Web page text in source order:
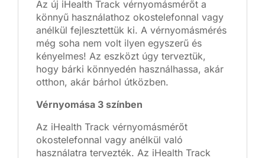
Az új iHealth Track vérnyomásmérőt a
könnyű használathoz okostelefonnal vagy
anélkül fejlesztettük ki. A vérnyomásmérés
még soha nem volt ilyen egyszerű és
kényelmes! Az eszközt úgy terveztük,
hogy bárki könnyedén használhassa, akár
otthon, akár bárhol útközben.
Vérnyomása 3 színben
Az iHealth Track vérnyomásmérőt
okostelefonnal vagy anélkül való
használatra tervezték. Az iHealth Track